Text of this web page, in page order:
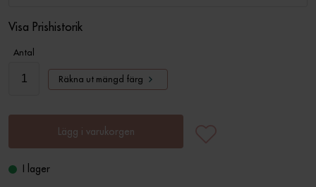
Visa Prishistorik
Antal
Räkna ut mängd färg
Lägg i varukorgen
I lager